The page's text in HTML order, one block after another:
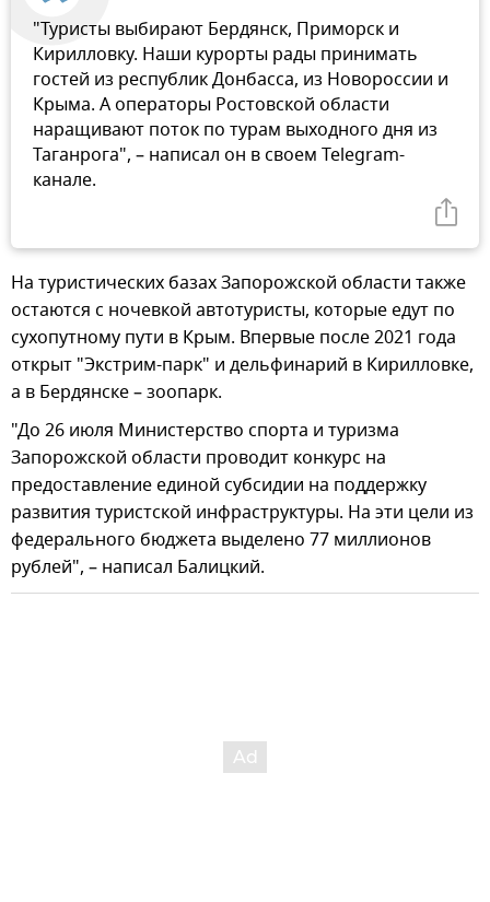
"Туристы выбирают Бердянск, Приморск и
Кирилловку. Наши курорты рады принимать
гостей из республик Донбасса, из Новороссии и
Крыма. А операторы Ростовской области
наращивают поток по турам выходного дня из
Таганрога", – написал он в своем Telegram-
канале.
На туристических базах Запорожской области также
остаются с ночевкой автотуристы, которые едут по
сухопутному пути в Крым. Впервые после 2021 года
открыт "Экстрим-парк" и дельфинарий в Кирилловке,
а в Бердянске – зоопарк.
"До 26 июля Министерство спорта и туризма
Запорожской области проводит конкурс на
предоставление единой субсидии на поддержку
развития туристской инфраструктуры. На эти цели из
федерального бюджета выделено 77 миллионов
рублей", – написал Балицкий.